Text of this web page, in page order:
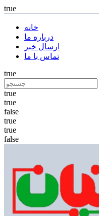
true
خانه
درباره ما
ارسال خبر
تماس با ما
true
true
true
false
true
true
false